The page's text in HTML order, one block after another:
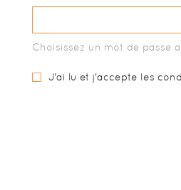
Choisissez un mot de passe
J'ai lu et j'accepte les